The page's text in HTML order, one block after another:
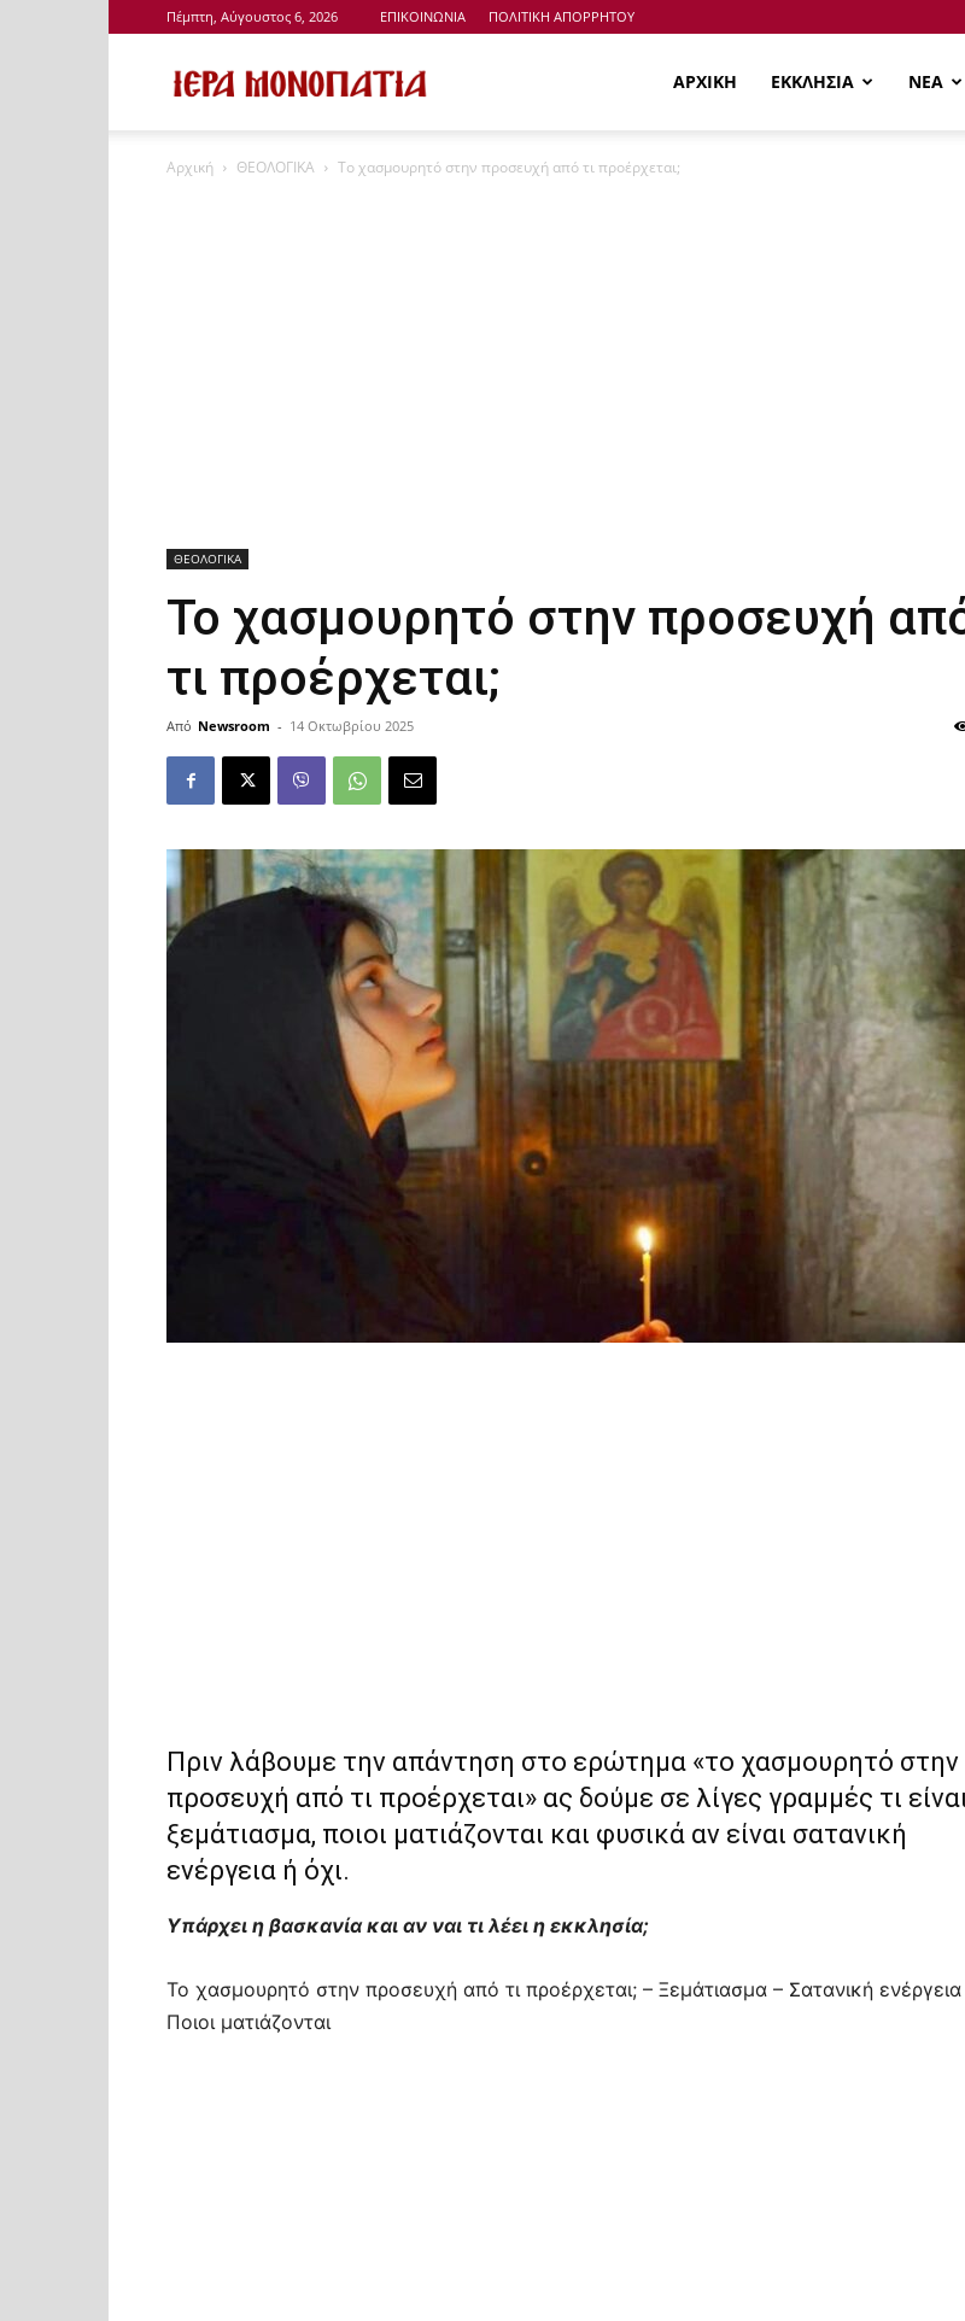
Πέμπτη, Αύγουστος 6, 2026 ΕΠΙΚΟΙΝΩΝΙΑ ΠΟΛΙΤΙΚΗ ΑΠΟΡΡΗΤΟΥ
Μονοπάτια
ΑΡΧΙΚΗ ΕΚΚΛΗΣΙΑ ΝΕΑ
Αρχική ΘΕΟΛΟΓΙΚΑ Το χασμουρητό στην προσευχή από τι προέρχεται;
ΘΕΟΛΟΓΙΚΑ
Το χασμουρητό στην προσευχή
τι προέρχεται;
Από Newsroom - 14 Οκτωβρίου 2025
Πριν λάβουμε την απάντηση στο ερώτημα «το χασμουρητό στην
προσευχή από τι προέρχεται» ας δούμε σε λίγες γραμμές τι
ξεμάτιασμα, ποιοι ματιάζονται και φυσικά αν είναι σατανική
ενέργεια ή όχι.
Υπάρχει η βασκανία και αν ναι τι λέει η εκκλησία;
Το χασμουρητό στην προσευχή από τι προέρχεται; – Ξεμάτιασμα – Σατανική ενέργεια
Ποιοι ματιάζονται